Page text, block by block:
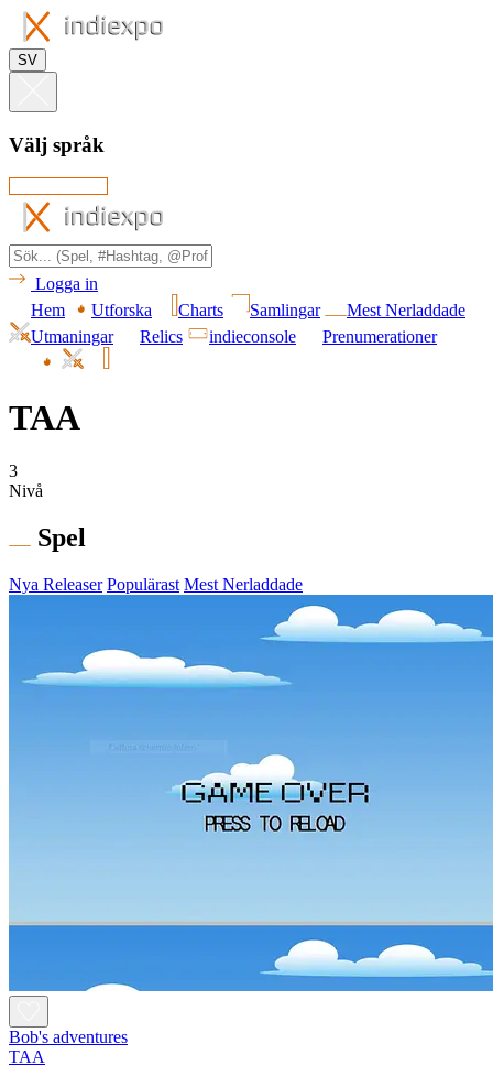
SV
Välj språk
Logga in
Hem
Utforska Charts Samlingar
Mest Nerladdade
Utmaningar
Relics indieconsole Prenumerationer
TAA
3
Nivå
Spel
Nya Releaser Populärast Mest Nerladdade
Bob's adventures
TAA